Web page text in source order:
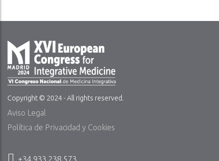
Copyright © 2024 - All rights reserved.
Aviso Legal
Política de Privacidad y Cookies
+34 933 238 573